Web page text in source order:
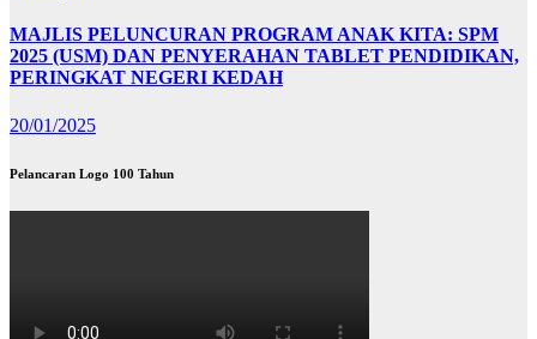
MAJLIS PELUNCURAN PROGRAM ANAK KITA: SPM
2025 (USM) DAN PENYERAHAN TABLET PENDIDIKAN,
PERINGKAT NEGERI KEDAH
20/01/2025
Pelancaran Logo 100 Tahun